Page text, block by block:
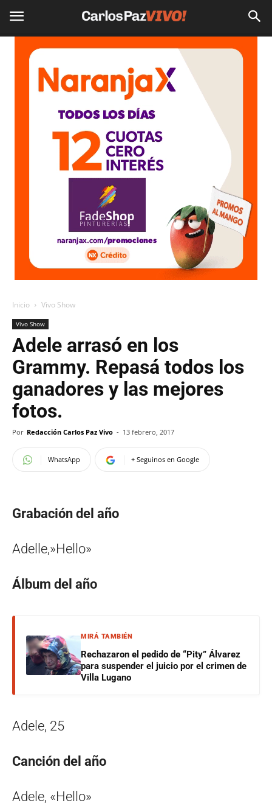
Inicio Vivo Show
Vivo Show
Adele arrasó en los
Grammy. Repasá todos los
ganadores y las mejores
fotos.
Por Redacción Carlos Paz Vivo - 13 febrero, 2017
WhatsApp + Seguinos en Google
Grabación del año
Adelle,»Hello»
Álbum del año
MIRÁ TAMBIÉN
Rechazaron el pedido de “Pity” Álvarez
para suspender el juicio por el crimen de
Villa Lugano
Adele, 25
Canción del año
Adele, «Hello»